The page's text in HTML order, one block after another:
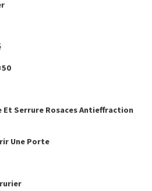
Et Serrure Rosaces Antieffraction
Une Porte